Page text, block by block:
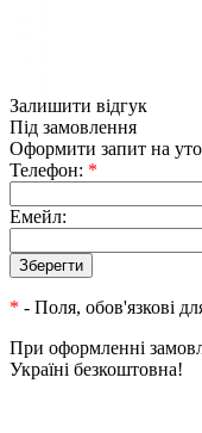
Залишити відгук
Під замовлення
Оформити запит на
Телефон: *
Емейл:
* - Поля, обов'язкові
При оформленні
Україні безкоштовна!